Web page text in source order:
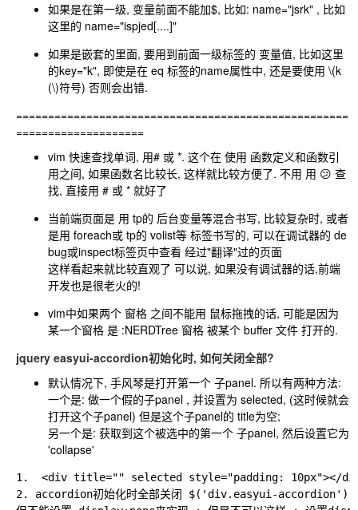
如果是在第一级, 变量前面不能加$, 比如: name="jsrk" , 比如
这里的 name="ispjed[....]"
如果是嵌套的里面, 要用到前面一级标签的 变量值, 比如这里
的key="k", 即使是在 eq 标签的name属性中, 还是要使用 \(k
(\)符号) 否则会出错.
====================================================
====================
vim 快速查找单词, 用# 或 *. 这个在 使用 函数定义和函数引
用之间, 如果函数名比较长, 这样就比较方便了. 不用 用 😕 查
找, 直接用 # 或 * 就好了
当前端页面是 用 tp的 后台变量等混合书写, 比较复杂时, 或者
是用 foreach或 tp的 volist等 标签书写的, 可以在调试器的 de
bug或inspect标签页中查看 经过"翻译"过的页面
这样看起来就比较直观了 可以说, 如果没有调试器的话,前端
开发也是很老火的!
vim中如果两个 窗格 之间不能用 鼠标拖拽的话, 可能是因为
某一个窗格 是 :NERDTree 窗格 被某个 buffer 文件 打开的.
jquery easyui-accordion初始化时, 如何关闭全部?
默认情况下, 手风琴是打开第一个 子panel. 所以有两种方法:
一个是: 做一个假的子panel , 并设置为 selected, (这时候就会
打开这个子panel) 但是这个子panel的 title为空;
另一个是: 获取到这个被选中的第一个 子panel, 然后设置它为
'collapse'
1.  <div title="" selected style="padding: 10px"></
2. accordion初始化时全部关闭 $('div.easyui-